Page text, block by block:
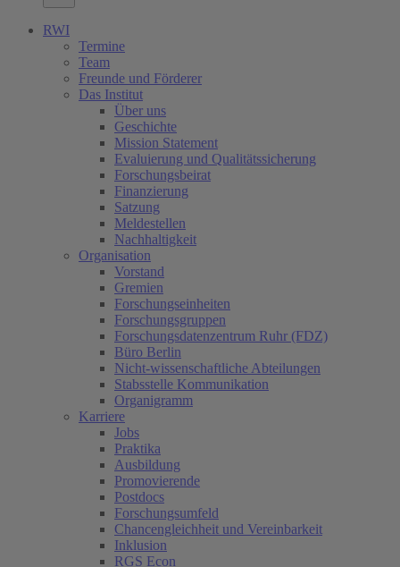
RWI
Termine
Team
Freunde und Förderer
Das Institut
Über uns
Geschichte
Mission Statement
Evaluierung und Qualitätssicherung
Forschungsbeirat
Finanzierung
Satzung
Meldestellen
Nachhaltigkeit
Organisation
Vorstand
Gremien
Forschungseinheiten
Forschungsgruppen
Forschungsdatenzentrum Ruhr (FDZ)
Büro Berlin
Nicht-wissenschaftliche Abteilungen
Stabsstelle Kommunikation
Organigramm
Karriere
Jobs
Praktika
Ausbildung
Promovierende
Postdocs
Forschungsumfeld
Chancengleichheit und Vereinbarkeit
Inklusion
RGS Econ